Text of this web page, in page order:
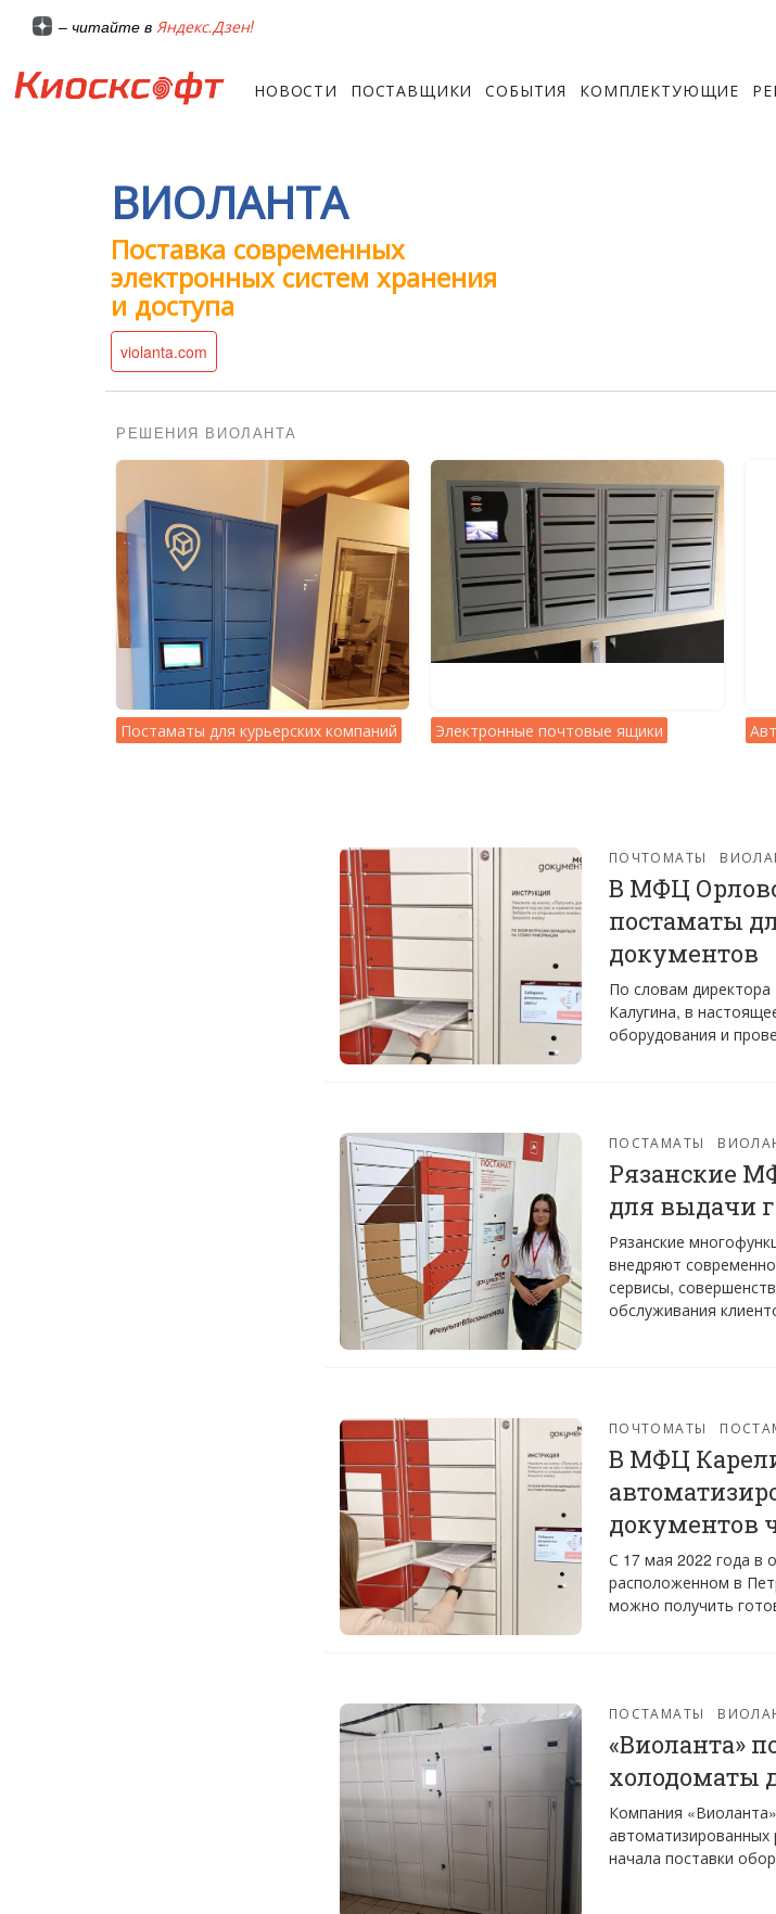
– читайте в Яндекс.Дзен!
НОВОСТИ ПОСТАВЩИКИ СОБЫТИЯ КОМПЛЕКТУЮЩИЕ
ВИОЛАНТА
Поставка современных
электронных систем хранения
и доступа
violanta.com
РЕШЕНИЯ ВИОЛАНТА
Постаматы для курьерских компаний Электронные почтовые ящики
ПОЧТОМАТЫ
В МФЦ
постаматы
документов
По словам
Калугина, в
оборудования и
ПОСТАМАТЫ
Рязанские
для выдачи
Рязанские
внедряют
сервисы,
обслуживания
ПОЧТОМАТЫ
В МФЦ
документов
С 17 мая 2022 года в
расположенном в
можно получить
ПОСТАМАТЫ
«Виоланта»
холодоматы
Компания
автоматизированных
начала поставки